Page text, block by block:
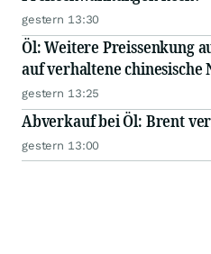
gestern 13:30
Öl: Weitere Preissenkung
auf verhaltene chinesische
gestern 13:25
Abverkauf bei Öl: Brent
gestern 13:00